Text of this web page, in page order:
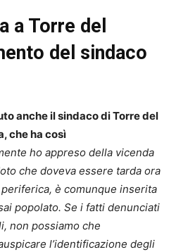
a Torre del
del sindaco
anche il sindaco di Torre del
che ha così
ho appreso della vicenda
che doveva essere tarda ora
è comunque inserita
popolato. Se i fatti denunciati
non possiamo che
l’identificazione degli